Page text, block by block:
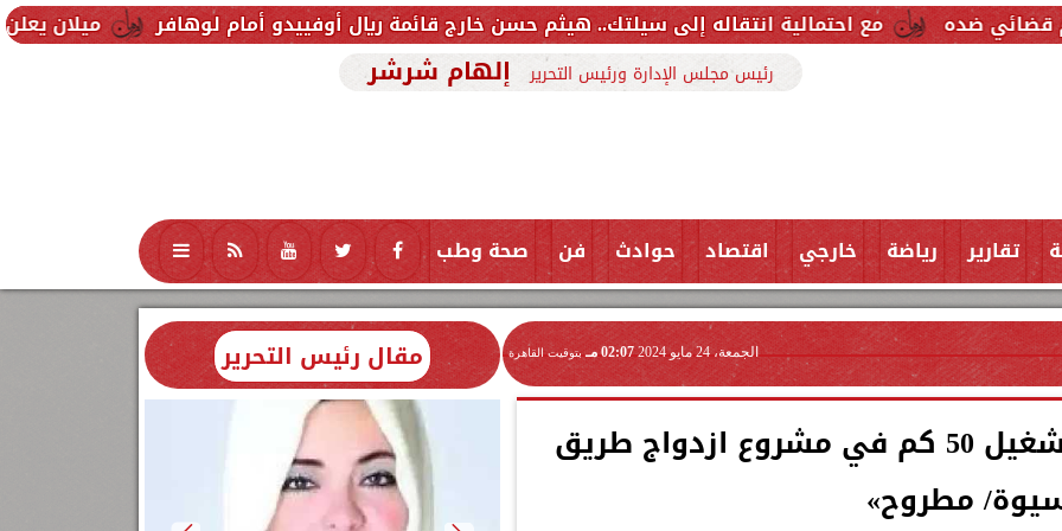
ميلان يعلن فسخ عقد مع احتمالية انتقاله إلى سيلتك.. هيثم حسن خارج قائمة ريال أوفييدو أمام لوهافر
رئيس مجلس الإدارة ورئيس التحرير إلهام شرشر
تقارير رياضة خارجي اقتصاد حوادث فن صحة وطب تكنولوجيا منوعات محافظات
الجمعة، 24 مايو 2024 02:07 مـ بتوقيت القاهرة
الأكثر تسجيلًا للحوادث.. تشغيل 50 كم في مشروع ازدواج طريق
مطروح»
مقال رئيس التحرير